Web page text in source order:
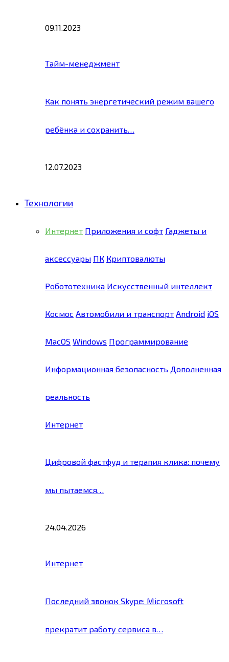
09.11.2023
Тайм-менеджмент
Как понять энергетический режим вашего
ребёнка и сохранить…
12.07.2023
Технологии
Интернет Приложения и софт Гаджеты и
аксессуары ПК Криптовалюты
Робототехника Искусственный интеллект
Космос Автомобили и транспорт Android iOS
MacOS Windows Программирование
Информационная безопасность Дополненная
реальность
Интернет
Цифровой фастфуд и терапия клика: почему
мы пытаемся…
24.04.2026
Интернет
Последний звонок Skype: Microsoft
прекратит работу сервиса в…